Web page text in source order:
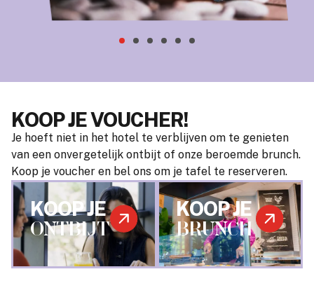
KOOP JE VOUCHER!
Je hoeft niet in het hotel te verblijven om te genieten
van een onvergetelijk ontbijt of onze beroemde brunch.
Koop je voucher en bel ons om je tafel te reserveren.
KOOP JE
ONTBIJT
KOOP JE
BRUNCH